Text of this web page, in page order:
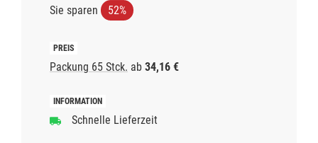
Sie sparen 52%
Packung 65 Stck. ab 34,16 €
Schnelle Lieferzeit